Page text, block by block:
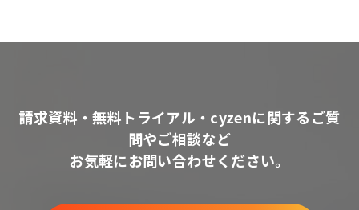
請求資料・無料トライアル・cyzenに関するご質
問やご相談など
お気軽にお問い合わせください。